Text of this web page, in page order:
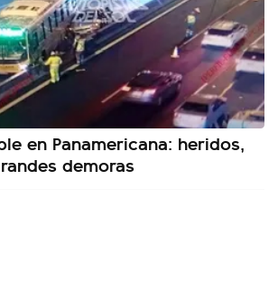
en Panamericana: heridos,
demoras